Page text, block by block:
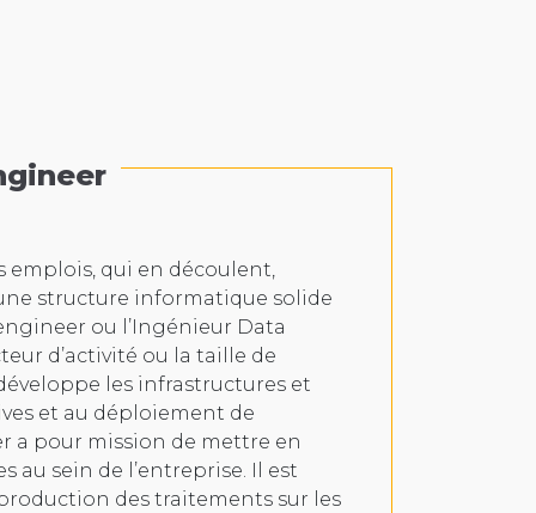
emplois, qui en découlent,
structure informatique solide
ou l’Ingénieur Data
d’activité ou la taille de
les infrastructures et
et au déploiement de
a pour mission de mettre en
au sein de l’entreprise. Il est
des traitements sur les